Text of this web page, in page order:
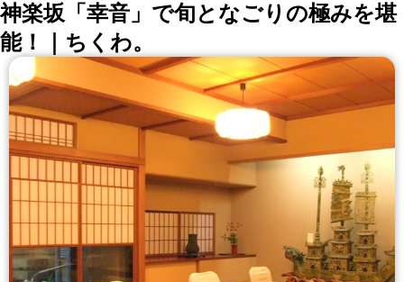
神楽坂「幸音」で旬となごりの極みを堪
能！｜ちくわ。